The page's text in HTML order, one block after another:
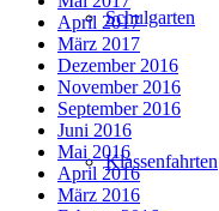
Schulgarten
Klassenfahrten
April 2017
März 2017
Dezember 2016
November 2016
September 2016
Juni 2016
Mai 2016
April 2016
März 2016